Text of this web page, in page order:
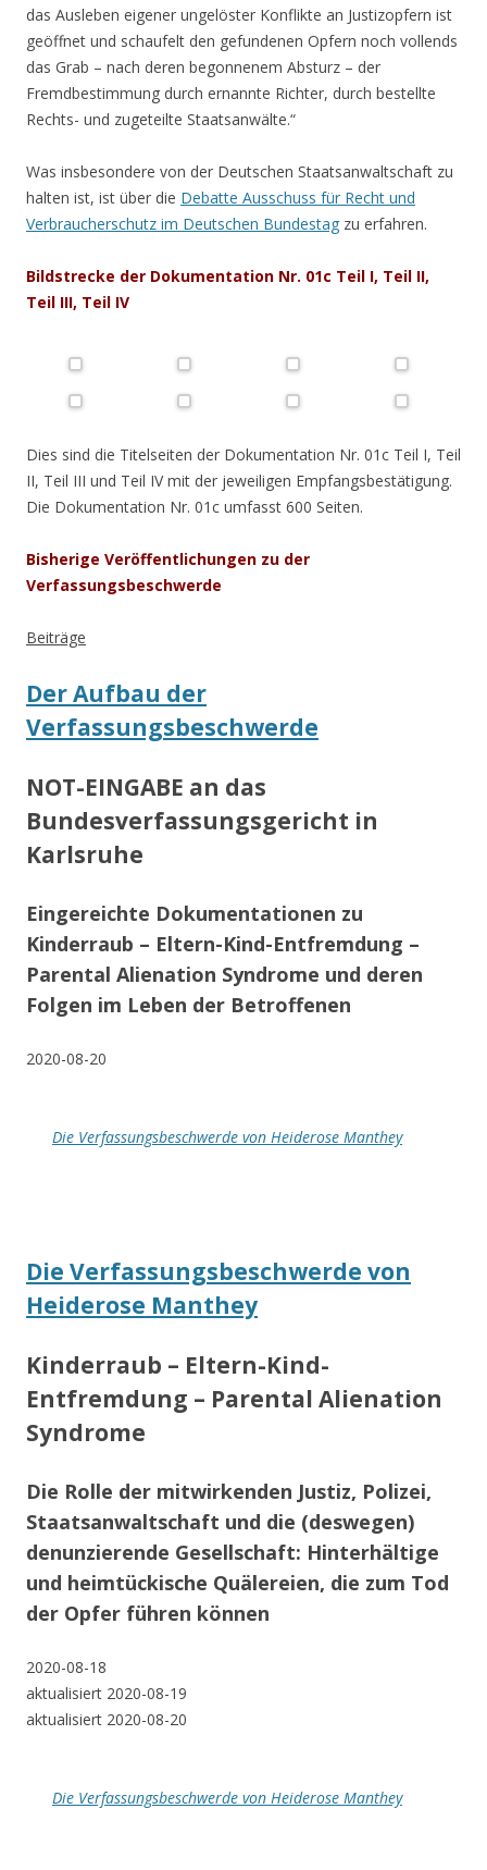
das Ausleben eigener ungelöster Konflikte an Justizopfern ist
geöffnet und schaufelt den gefundenen Opfern noch vollends
das Grab – nach deren begonnenem Absturz – der
Fremdbestimmung durch ernannte Richter, durch bestellte
Rechts- und zugeteilte Staatsanwälte.“
Was insbesondere von der Deutschen Staatsanwaltschaft zu
halten ist, ist über die Debatte Ausschuss für Recht und
Verbraucherschutz im Deutschen Bundestag zu erfahren.
Bildstrecke der Dokumentation Nr. 01c Teil I, Teil II,
Teil III, Teil IV
Dies sind die Titelseiten der Dokumentation Nr. 01c Teil I, Teil
II, Teil III und Teil IV mit der jeweiligen Empfangsbestätigung.
Die Dokumentation Nr. 01c umfasst 600 Seiten.
Bisherige Veröffentlichungen zu der
Verfassungsbeschwerde
Beiträge
Der Aufbau der
Verfassungsbeschwerde
NOT-EINGABE an das
Bundesverfassungsgericht in
Karlsruhe
Eingereichte Dokumentationen zu
Kinderraub – Eltern-Kind-Entfremdung –
Parental Alienation Syndrome und deren
Folgen im Leben der Betroffenen
2020-08-20
Die Verfassungsbeschwerde von Heiderose Manthey
Die Verfassungsbeschwerde von
Heiderose Manthey
Kinderraub – Eltern-Kind-
Entfremdung – Parental Alienation
Syndrome
Die Rolle der mitwirkenden Justiz, Polizei,
Staatsanwaltschaft und die (deswegen)
denunzierende Gesellschaft: Hinterhältige
und heimtückische Quälereien, die zum Tod
der Opfer führen können
2020-08-18
aktualisiert 2020-08-19
aktualisiert 2020-08-20
Die Verfassungsbeschwerde von Heiderose Manthey